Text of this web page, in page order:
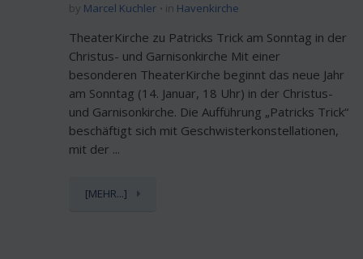
by Marcel Kuchler in Havenkirche
TheaterKirche zu Patricks Trick am Sonntag in der
Christus- und Garnisonkirche Mit einer
besonderen TheaterKirche beginnt das neue Jahr
am Sonntag (14. Januar, 18 Uhr) in der Christus-
und Garnisonkirche. Die Aufführung „Patricks Trick“
beschäftigt sich mit Geschwisterkonstellationen,
mit der ...
[MEHR...]